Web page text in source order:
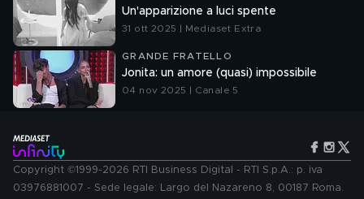
Un'apparizione a luci spente
31 ott 2025 | Mediaset Extra
GRANDE FRATELLO
Jonita: un amore (quasi) impossibile
04 nov 2025 | Canale 5
Copyright ©1999-2026 RTI Business Digital - RTI S.p.A.: p. iva
03976881007 - Sede legale: Largo del Nazareno 8, 00187 Roma.